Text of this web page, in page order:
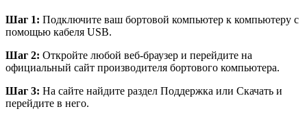
Шаг 1: Подключите ваш бортовой компьютер к компьютеру с
помощью кабеля USB.
Шаг 2: Откройте любой веб-браузер и перейдите на
официальный сайт производителя бортового компьютера.
Шаг 3: На сайте найдите раздел Поддержка или Скачать и
перейдите в него.